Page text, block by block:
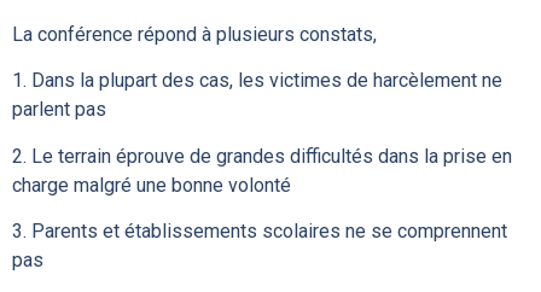
La conférence répond à plusieurs constats,
1. Dans la plupart des cas, les victimes de harcèlement ne
parlent pas
2. Le terrain éprouve de grandes difficultés dans la prise en
charge malgré une bonne volonté
3. Parents et établissements scolaires ne se comprennent
pas